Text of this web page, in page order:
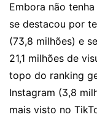
Embora não
se destacou por
(73,8 milhões) e
21,1 milhões de
topo do ranking
Instagram (3,8
mais visto no